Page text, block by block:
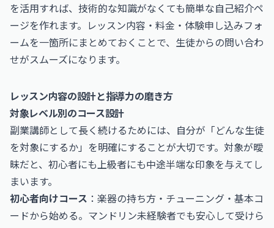
を活用すれば、技術的な知識がなくても簡単な自己紹介ペ
ージを作れます。レッスン内容・料金・体験申し込みフォ
ームを一箇所にまとめておくことで、生徒からの問い合わ
せがスムーズになります。
レッスン内容の設計と指導力の磨き方
対象レベル別のコース設計
副業講師として長く続けるためには、自分が「どんな生徒
を対象にするか」を明確にすることが大切です。対象が曖
昧だと、初心者にも上級者にも中途半端な印象を与えてし
まいます。
初心者向けコース ：楽器の持ち方・チューニング・基本コ
ードから始める。マンドリン未経験者でも安心して受けら